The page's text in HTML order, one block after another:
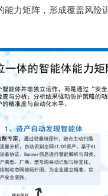
力矩阵，形成覆盖风险